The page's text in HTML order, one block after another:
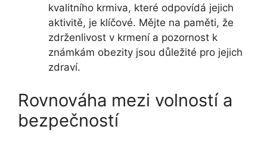
kvalitního krmiva, které odpovídá jejich
aktivitě, je klíčové. Mějte na paměti, že
zdrženlivost v krmení a pozornost k
známkám obezity jsou důležité pro jejich
zdraví.
Rovnováha mezi volností a
bezpečností